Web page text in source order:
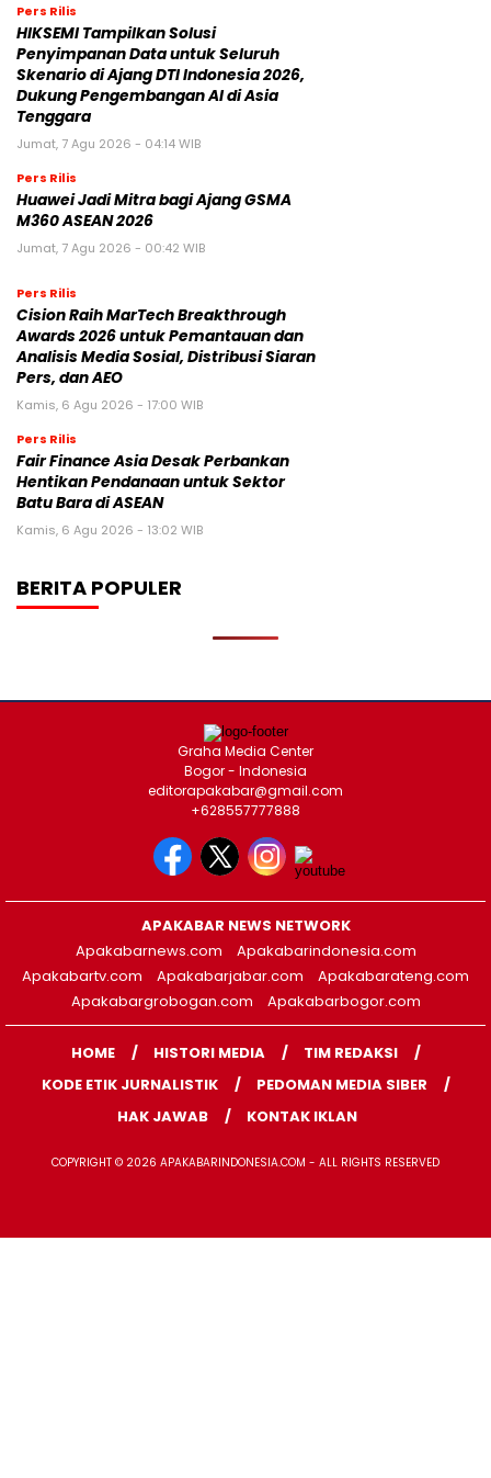
Pers Rilis
HIKSEMI Tampilkan Solusi
Penyimpanan Data untuk Seluruh
Skenario di Ajang DTI Indonesia 2026,
Dukung Pengembangan AI di Asia
Tenggara
Jumat, 7 Agu 2026 - 04:14 WIB
Pers Rilis
Huawei Jadi Mitra bagi Ajang GSMA
M360 ASEAN 2026
Jumat, 7 Agu 2026 - 00:42 WIB
Pers Rilis
Cision Raih MarTech Breakthrough
Awards 2026 untuk Pemantauan dan
Analisis Media Sosial, Distribusi Siaran
Pers, dan AEO
Kamis, 6 Agu 2026 - 17:00 WIB
Pers Rilis
Fair Finance Asia Desak Perbankan
Hentikan Pendanaan untuk Sektor
Batu Bara di ASEAN
Kamis, 6 Agu 2026 - 13:02 WIB
BERITA POPULER
Graha Media Center
Bogor - Indonesia
editorapakabar@gmail.com
+628557777888
APAKABAR NEWS NETWORK
Apakabarnews.com
Apakabarindonesia.com
Apakabartv.com
Apakabarjabar.com
Apakabarateng.com
Apakabargrobogan.com
Apakabarbogor.com
HOME HISTORI MEDIA
TIM REDAKSI
KODE ETIK JURNALISTIK
PEDOMAN MEDIA SIBER
HAK JAWAB
KONTAK IKLAN
COPYRIGHT © 2026 APAKABARINDONESIA.COM - ALL RIGHTS RESERVED